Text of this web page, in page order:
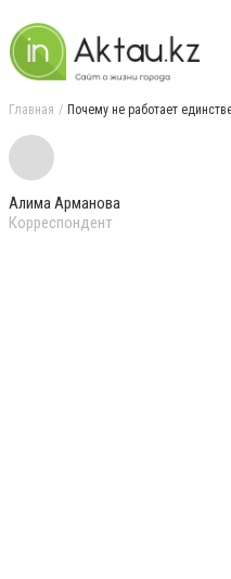
Главная Почему не работает
Алима Арманова
Корреспондент